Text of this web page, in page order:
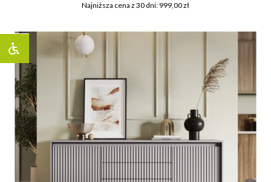
Najniższa cena z 30 dni: 999,00 zł